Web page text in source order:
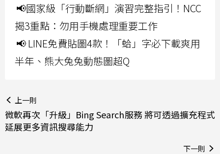
📢國家級「行動斷網」演習完整指引！NCC
揭3重點：勿用手機處理重要工作
📢 LINE免費貼圖4款！「蛤」字必下載爽用
半年、熊大兔兔動態圖超Q
上一則
微軟再次「升級」Bing Search服務 將可透過擴充程式
延展更多資訊搜尋能力
下一則